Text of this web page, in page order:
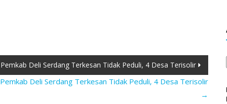
Pemkab Deli Serdang Terkesan Tidak Peduli, 4 Desa Terisolir
Pemkab Deli Serdang Terkesan Tidak Peduli, 4 Desa Terisolir
→